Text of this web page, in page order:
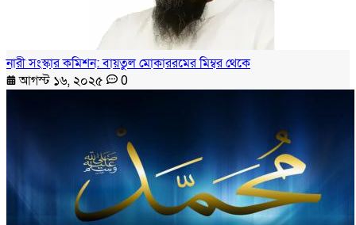
নারী সংস্কার কমিশন: বায়তুল মোকাররমের মিম্বর থেকে
আগস্ট ১৬, ২০২৫
0